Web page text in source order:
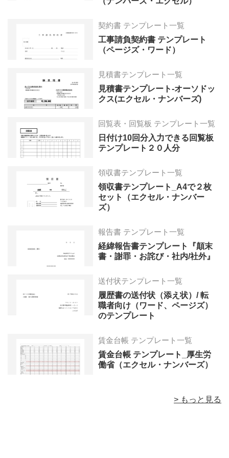
契約書 テンプレート一覧
工事請負契約書 テンプレート
（ページズ・ワード）
見積書テンプレート一覧
見積書テンプレート-オーソドッ
クス(エクセル・ナンバーズ)
回覧表・回覧板 テンプレート一覧
日付け10回分入力できる回覧板
テンプレート２０人分
領収書テンプレート一覧
領収書テンプレート_A4で２枚
セット（エクセル・ナンバー
ズ）
報告書 テンプレート一覧
経緯報告書テンプレート『顛末
書・謝罪・お詫び・社内/社外』
送付状テンプレート一覧
履歴書の送付状（添え状）/ 転
職者向け（ワード、ページズ）
のテンプレート
賃金台帳 テンプレート一覧
賃金台帳 テンプレート_厚生労
働省（エクセル・ナンバーズ）
> もっと見る